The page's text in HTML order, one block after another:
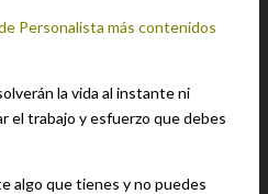
Personalista más contenidos
la vida al instante ni
el trabajo y esfuerzo que debes
algo que tienes y no puedes